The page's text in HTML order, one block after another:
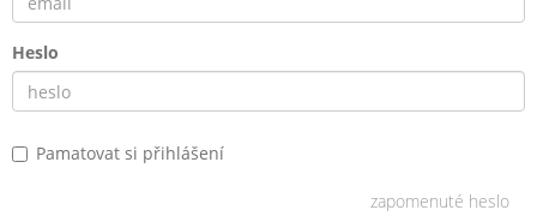
Heslo
Pamatovat si přihlášení
zapomenuté heslo